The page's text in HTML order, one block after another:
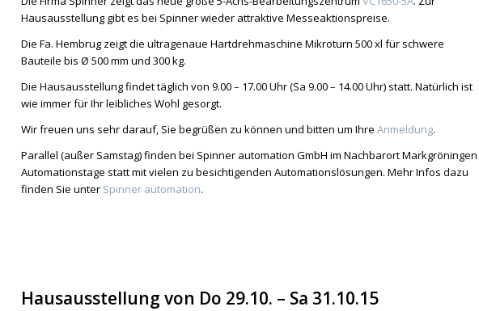
Hausausstellung gibt es bei Spinner wieder attraktive Messeaktionspreise.
Die Fa. Hembrug zeigt die ultragenaue Hartdrehmaschine Mikroturn 500 xl für schwere
Bauteile bis Ø 500 mm und 300 kg.
Die Hausausstellung findet täglich von 9.00 – 17.00 Uhr (Sa 9.00 – 14.00 Uhr) statt. Natürlich ist
wie immer für Ihr leibliches Wohl gesorgt.
Wir freuen uns sehr darauf, Sie begrüßen zu können und bitten um Ihre Anmeldung.
Parallel (außer Samstag) finden bei Spinner automation GmbH im Nachbarort Markgröningen
Automationstage statt mit vielen zu besichtigenden Automationslösungen. Mehr Infos dazu
finden Sie unter Spinner automation.
Hausausstellung von Do 29.10. – Sa 31.10.15